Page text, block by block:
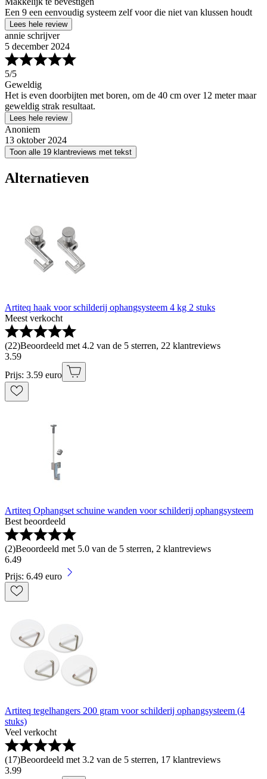
Een 9 een eenvoudig systeem zelf voor die niet van klussen houdt
Lees hele review
annie schrijver
5 december 2024
5/5
Geweldig
Het is even doorbijten met boren, om de 40 cm over 12 meter maar
geweldig strak resultaat.
Lees hele review
Anoniem
13 oktober 2024
Toon alle 19 klantreviews met tekst
Alternatieven
Artiteq haak voor schilderij ophangsysteem 4 kg 2 stuks
Meest verkocht
(22)Beoordeeld met 4.2 van de 5 sterren, 22 klantreviews
3.59
Prijs: 3.59 euro
Artiteq Ophangset schuine wanden voor schilderij ophangsysteem
Best beoordeeld
(2)Beoordeeld met 5.0 van de 5 sterren, 2 klantreviews
6.49
Prijs: 6.49 euro
Artiteq tegelhangers 200 gram voor schilderij ophangsysteem (4
stuks)
Veel verkocht
(17)Beoordeeld met 3.2 van de 5 sterren, 17 klantreviews
3.99